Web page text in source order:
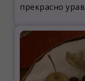
прекрасно